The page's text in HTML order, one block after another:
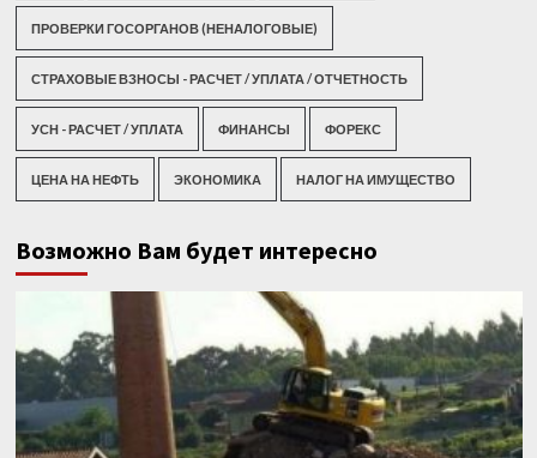
ПРОВЕРКИ ГОСОРГАНОВ (НЕНАЛОГОВЫЕ)
СТРАХОВЫЕ ВЗНОСЫ - РАСЧЕТ / УПЛАТА / ОТЧЕТНОСТЬ
УСН - РАСЧЕТ / УПЛАТА ФИНАНСЫ ФОРЕКС
ЦЕНА НА НЕФТЬ ЭКОНОМИКА НАЛОГ НА ИМУЩЕСТВО
Возможно Вам будет интересно